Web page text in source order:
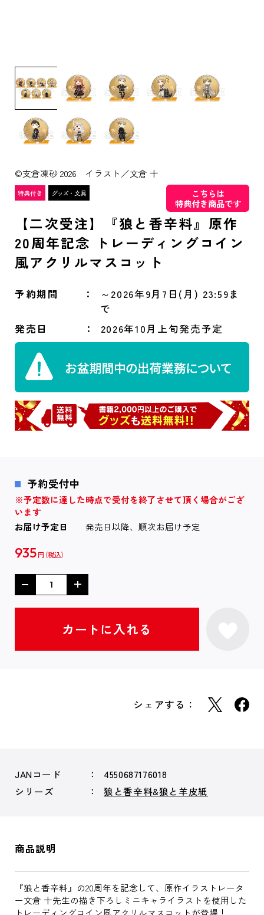
©支倉凍砂 2026 イラスト／文倉 十
こちらは
特典付き商品です
【二次受注】『狼と香辛料』原作
20周年記念 トレーディングコイン
風アクリルマスコット
予約期間
～2026年9月7日(月) 23:59ま
で
発売日
2026年10月上旬発売予定
予約受付中
※予定数に達した時点で受付を終了させて頂く場合がござ
います
お届け予定日
発売日以降、順次お届け予定
935 円
シェアする：
JANコード
4550687176018
シリーズ
狼と香辛料&狼と羊皮紙
商品説明
『狼と香辛料』の20周年を記念して、原作イラストレータ
ー文倉 十先生の描き下ろしミニキャライラストを使用した